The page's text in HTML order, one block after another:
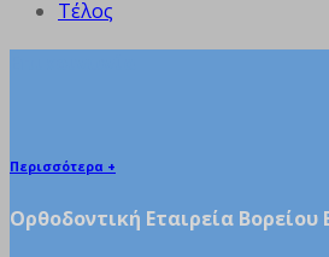
Τέλος
Περισσότερα +
Ορθοδοντική Εταιρεία Βορείου